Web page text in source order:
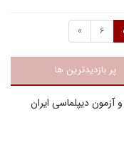
6
»
پر بازدیدترین ها
آزمون دیپلماسی ایران